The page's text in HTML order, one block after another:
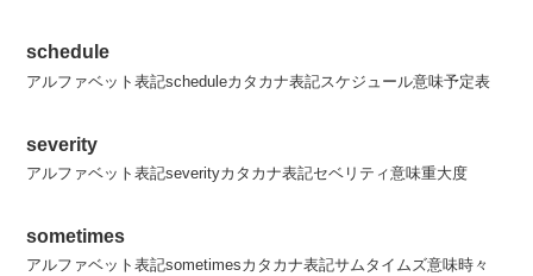
schedule
アルファベット表記scheduleカタカナ表記スケジュール意味予定表
severity
アルファベット表記severityカタカナ表記セベリティ意味重大度
sometimes
アルファベット表記sometimesカタカナ表記サムタイムズ意味時々